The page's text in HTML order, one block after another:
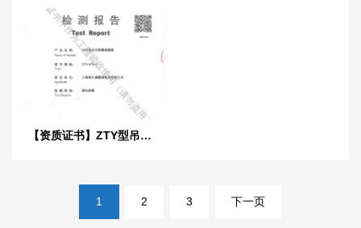
【资质证书】ZTY型吊式弹簧减震器检测报告“上海质监局”
1 2 3 下一页